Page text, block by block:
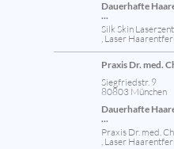
Dauerhafte
...
Silk Skin
, Laser
Praxis Dr. med.
Siegfriedstr. 9
80803 München
Dauerhafte
...
Praxis Dr. med.
, Laser